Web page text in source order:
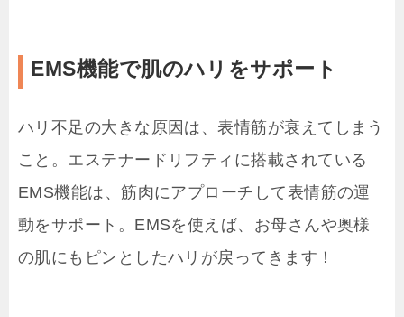
EMS機能で肌のハリをサポート
ハリ不足の大きな原因は、表情筋が衰えてしまう
こと。エステナードリフティに搭載されている
EMS機能は、筋肉にアプローチして表情筋の運
動をサポート。EMSを使えば、お母さんや奥様
の肌にもピンとしたハリが戻ってきます！